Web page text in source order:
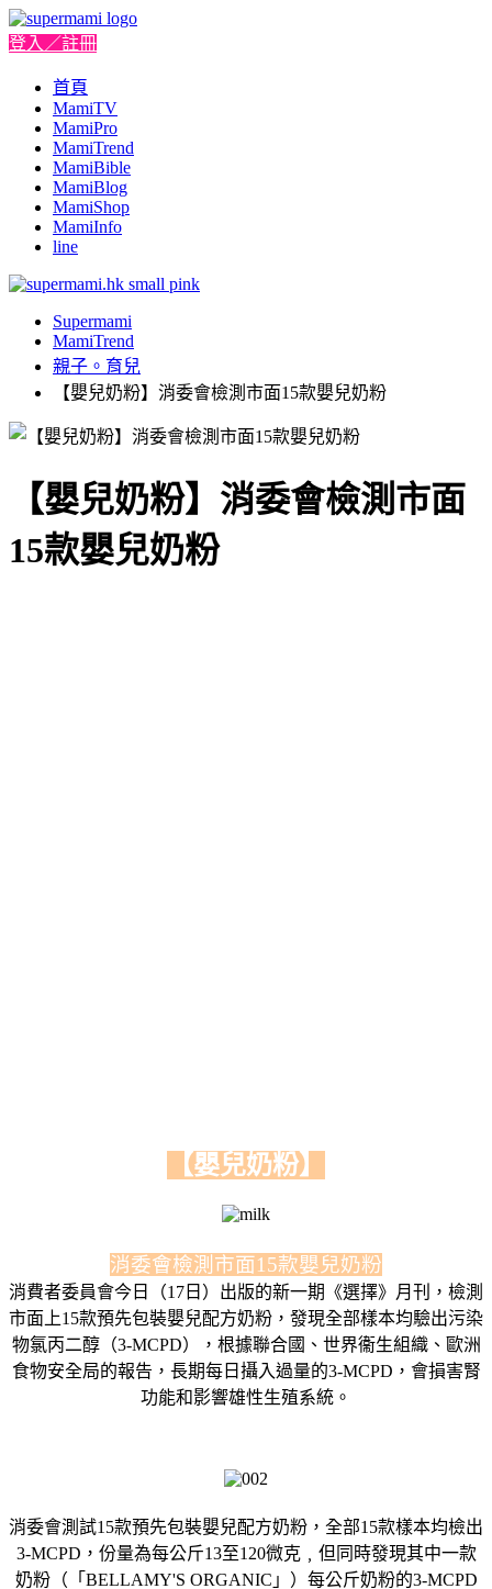
登入／註冊
首頁
MamiTV
MamiPro
MamiTrend
MamiBible
MamiBlog
MamiShop
MamiInfo
line
Supermami
MamiTrend
親子。育兒
【嬰兒奶粉】消委會檢測市面15款嬰兒奶粉
【嬰兒奶粉】消委會檢測市面
15款嬰兒奶粉
【嬰兒奶粉】
消委會檢測市面15款嬰兒奶粉
消費者委員會今日（17日）出版的新一期《選擇》月刊，檢測
市面上15款預先包裝嬰兒配方奶粉，發現全部樣本均驗出污染
物氯丙二醇（3-MCPD），根據聯合國、世界衞生組織、歐洲
食物安全局的報告，長期每日攝入過量的3-MCPD，會損害腎
功能和影響雄性生殖系統。
消委會測試15款預先包裝嬰兒配方奶粉，全部15款樣本均檢出
3-MCPD，份量為每公斤13至120微克﹐但同時發現其中一款
奶粉（「BELLAMY'S ORGANIC」）每公斤奶粉的3-MCPD